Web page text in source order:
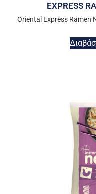
EXPRESS
Oriental Express Ramen